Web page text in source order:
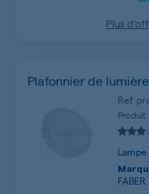
Plus
Plafonnier de lumière
Ref.
Produit
FABER